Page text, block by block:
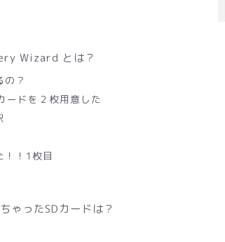
Wizard とは？
の？
ードを２枚用意した
！！1枚目
ゃったSDカードは？